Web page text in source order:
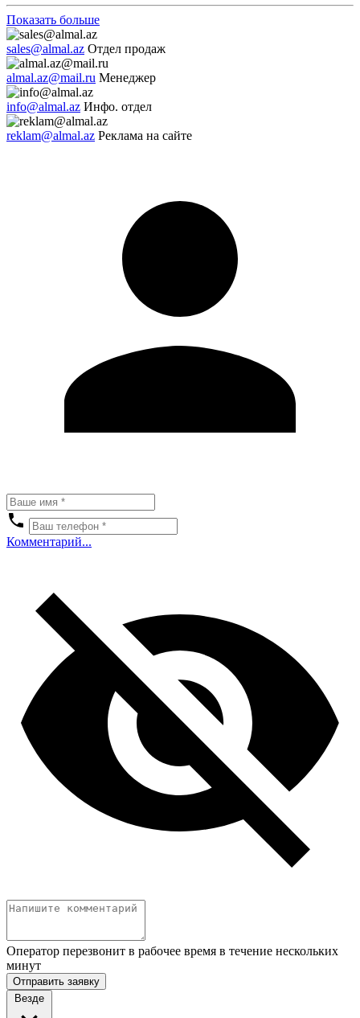
Показать больше
sales@almal.az Отдел продаж
almal.az@mail.ru Менеджер
info@almal.az Инфо. отдел
reklam@almal.az Реклама на сайте
Комментарий...
Оператор перезвонит в рабочее время в течение нескольких
минут
Отправить заявку
Везде